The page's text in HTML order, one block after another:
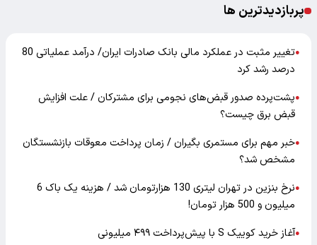
پربازدیدترین ها
●
تغییر مثبت در عملکرد مالی بانک صادرات ایران/ درآمد عملیاتی 80
درصد رشد کرد
●پشت‌پرده صدور قبض‌های نجومی برای مشترکان / علت افزایش
قبض برق چیست؟
●خبر مهم برای مستمری بگیران / زمان پرداخت معوقات بازنشستگان
مشخص شد؟
●
نرخ بنزین در تهران لیتری 130 هزارتومان شد / هزینه یک باک 6
میلیون و 500 هزار تومان!
●آغاز خرید کوییک S با پیش‌پرداخت ۴۹۹ میلیونی